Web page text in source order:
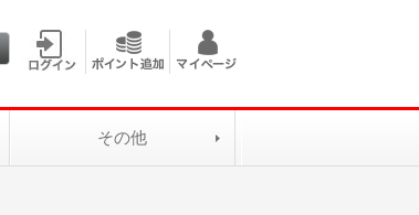
その他